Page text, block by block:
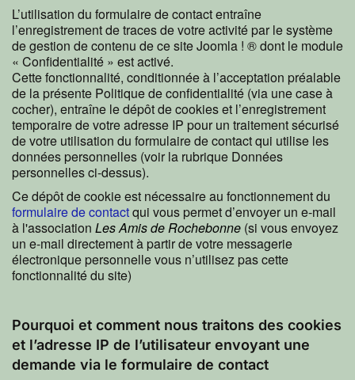
L’utilisation du formulaire de contact entraîne
l’enregistrement de traces de votre activité par le système
de gestion de contenu de ce site Joomla ! ® dont le module
« Confidentialité » est activé.
Cette fonctionnalité, conditionnée à l’acceptation préalable
de la présente Politique de confidentialité (via une case à
cocher), entraîne le dépôt de cookies et l’enregistrement
temporaire de votre adresse IP pour un traitement sécurisé
de votre utilisation du formulaire de contact qui utilise les
données personnelles (voir la rubrique Données
personnelles ci-dessus).
Ce dépôt de cookie est nécessaire au fonctionnement du
formulaire de contactqui vous permet d’envoyer un e-mail
à l'association Les Amis de Rochebonne (si vous envoyez
un e-mail directement à partir de votre messagerie
électronique personnelle vous n’utilisez pas cette
fonctionnalité du site)
Pourquoi et comment nous traitons des cookies
et l’adresse IP de l’utilisateur envoyant une
demande via le formulaire de contact